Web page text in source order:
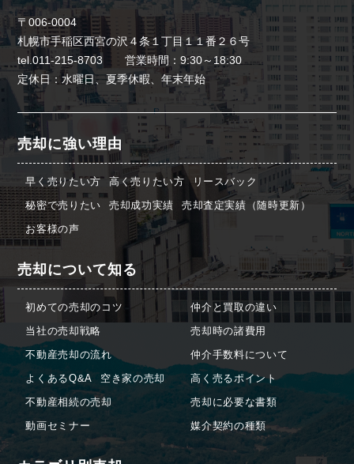
〒006-0004
札幌市手稲区西宮の沢４条１丁目１１番２６号
tel.011-215-8703 営業時間：9:30～18:30
定休日：水曜日、夏季休暇、年末年始
売却に強い理由
早く売りたい方 高く売りたい方
リースバック
秘密で売りたい
売却成功実績
売却査定実績（随時更新）
お客様の声
売却について知る
初めての売却のコツ
当社の売却戦略
不動産売却の流れ
よくあるQ&A
空き家の売却
不動産相続の売却
動画セミナー
仲介と買取の違い
売却時の諸費用
仲介手数料について
高く売るポイント
売却に必要な書類
媒介契約の種類